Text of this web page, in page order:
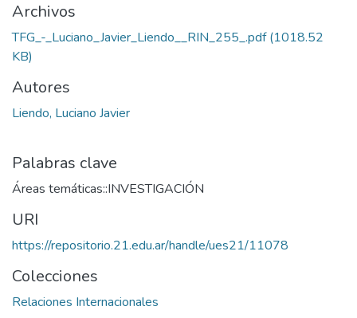
Archivos
TFG_-_Luciano_Javier_Liendo__RIN_255_.pdf(1018.52
KB)
Autores
Liendo, Luciano Javier
Palabras clave
Áreas temáticas::INVESTIGACIÓN
URI
https://repositorio.21.edu.ar/handle/ues21/11078
Colecciones
Relaciones Internacionales